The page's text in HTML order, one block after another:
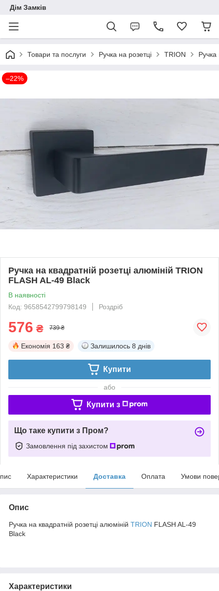
Дім Замків
Товари та послуги Ручка на розетці TRION Ручка
–22%
Ручка на квадратній розетці алюміній TRION
FLASH AL-49 Black
В наявності
Код: 9658542799798149
Роздріб
576 ₴ 739 ₴
Економія 163 ₴ Залишилось 8 днів
Купити
або
Купити з
Що таке купити з Пром?
Замовлення під захистом
Характеристики Доставка Оплата Умови
Опис
Ручка на квадратній розетці алюміній TRION FLASH AL-49
Black
Характеристики